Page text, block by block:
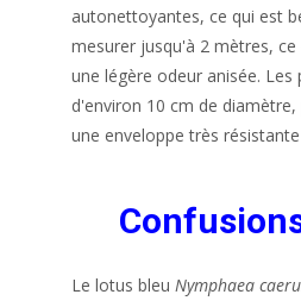
autonettoyantes, ce qui est
mesurer jusqu'à 2 mètres,
une légère odeur anisée.
d'environ 10 cm de
une enveloppe très résistante
Le lotus bleu Nymphaea